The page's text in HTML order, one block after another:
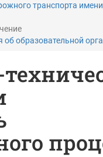
транспорта
об образовательной